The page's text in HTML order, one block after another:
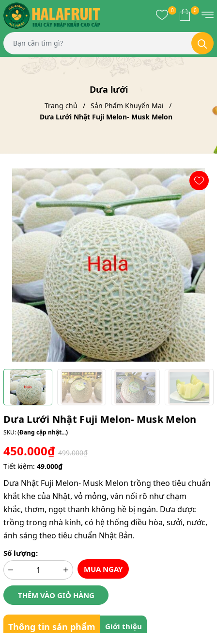
0 0
Dưa lưới
Trang chủ
Sản Phẩm Khuyến Mại
Dưa Lưới Nhật Fuji Melon- Musk Melon
Dưa Lưới Nhật Fuji Melon- Musk Melon
SKU:(Đang cập nhật...)
450.000₫ 499.000₫
Tiết kiệm: 49.000₫
Dưa Nhật Fuji Melon- Musk Melon trồng theo tiêu chuẩn
khắt khe của Nhật, vỏ mỏng, vân nổi rõ như chạm
khắc, thơm, ngọt thanh không hề bị ngán. Dưa được
trồng trong nhà kính, có hệ thống điều hòa, sưởi, nước,
ánh sáng theo tiêu chuẩn Nhật Bản.
Số lượng:
MUA NGAY
THÊM VÀO GIỎ HÀNG
Thông tin sản phẩm Giới thiệu